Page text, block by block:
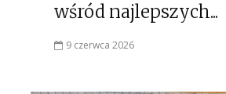
wśród najlepszych...
9 czerwca 2026